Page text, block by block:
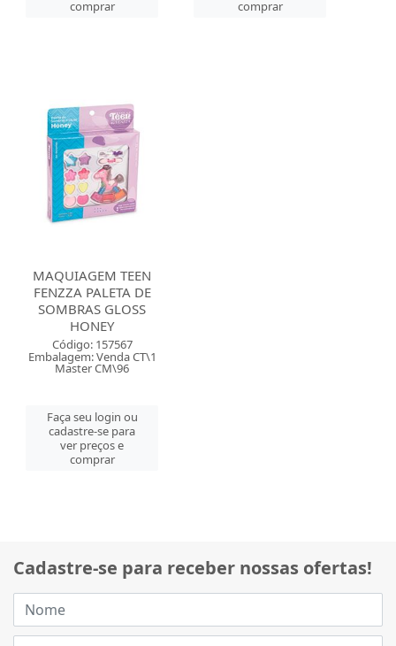
comprar
comprar
MAQUIAGEM TEEN
FENZZA PALETA DE
SOMBRAS GLOSS
HONEY
Código: 157567
Embalagem: Venda CT\1
Master CM\96
Faça seu login ou
cadastre-se para
ver preços e
comprar
Cadastre-se para receber nossas ofertas!